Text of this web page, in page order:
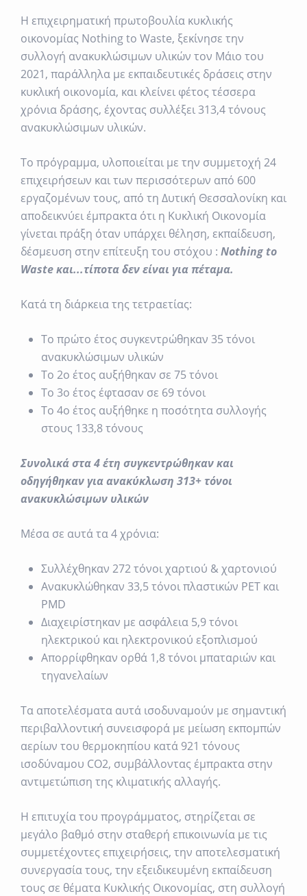
Η επιχειρηματική πρωτοβουλία κυκλικής
οικονομίας Nothing to Waste, ξεκίνησε την
συλλογή ανακυκλώσιμων υλικών τον Μάιο του
2021, παράλληλα με εκπαιδευτικές δράσεις στην
κυκλική οικονομία, και κλείνει φέτος τέσσερα
χρόνια δράσης, έχοντας συλλέξει 313,4 τόνους
ανακυκλώσιμων υλικών.
Το πρόγραμμα, υλοποιείται με την συμμετοχή 24
επιχειρήσεων και των περισσότερων από 600
εργαζομένων τους, από τη Δυτική Θεσσαλονίκη και
αποδεικνύει έμπρακτα ότι η Κυκλική Οικονομία
γίνεται πράξη όταν υπάρχει θέληση, εκπαίδευση,
δέσμευση στην επίτευξη του στόχου : Nothing to
Waste και...τίποτα δεν είναι για πέταμα.
Κατά τη διάρκεια της τετραετίας:
Το πρώτο έτος συγκεντρώθηκαν 35 τόνοι
ανακυκλώσιμων υλικών
Το 2ο έτος αυξήθηκαν σε 75 τόνοι
Το 3ο έτος έφτασαν σε 69 τόνοι
Το 4ο έτος αυξήθηκε η ποσότητα συλλογής
στους 133,8 τόνους
Συνολικά στα 4 έτη συγκεντρώθηκαν και
οδηγήθηκαν για ανακύκλωση 313+ τόνοι
ανακυκλώσιμων υλικών
Μέσα σε αυτά τα 4 χρόνια:
Συλλέχθηκαν 272 τόνοι χαρτιού & χαρτονιού
Ανακυκλώθηκαν 33,5 τόνοι πλαστικών PET και
PMD
Διαχειρίστηκαν με ασφάλεια 5,9 τόνοι
ηλεκτρικού και ηλεκτρονικού εξοπλισμού
Απορρίφθηκαν ορθά 1,8 τόνοι μπαταριών και
τηγανελαίων
Τα αποτελέσματα αυτά ισοδυναμούν με σημαντική
περιβαλλοντική συνεισφορά με μείωση εκπομπών
αερίων του θερμοκηπίου κατά 921 τόνους
ισοδύναμου CO2, συμβάλλοντας έμπρακτα στην
αντιμετώπιση της κλιματικής αλλαγής.
Η επιτυχία του προγράμματος, στηρίζεται σε
μεγάλο βαθμό στην σταθερή επικοινωνία με τις
συμμετέχοντες επιχειρήσεις, την αποτελεσματική
συνεργασία τους, την εξειδικευμένη εκπαίδευση
τους σε θέματα Κυκλικής Οικονομίας, στη συλλογή